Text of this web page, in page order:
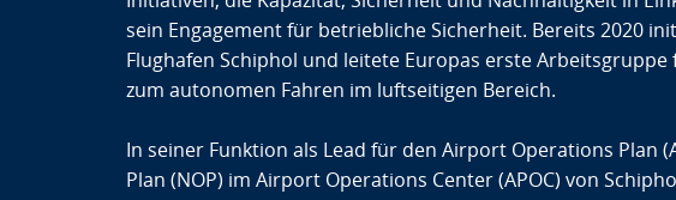
sein Engagement für betriebliche Sicherheit. Bereits 2020
Flughafen Schiphol und leitete Europas erste
zum autonomen Fahren im luftseitigen Bereich.
In seiner Funktion als Lead für den Airport Operations Plan
Plan (NOP) im Airport Operations Center (APOC) von